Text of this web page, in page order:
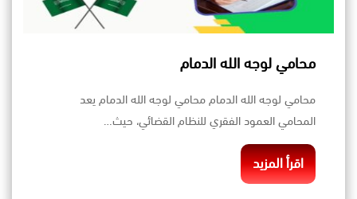
محامي لوجه الله الدمام
محامي لوجه الله الدمام محامي لوجه الله الدمام يعد
المحامي العمود الفقري للنظام القضائي، حيث…
اقرأ المزيد